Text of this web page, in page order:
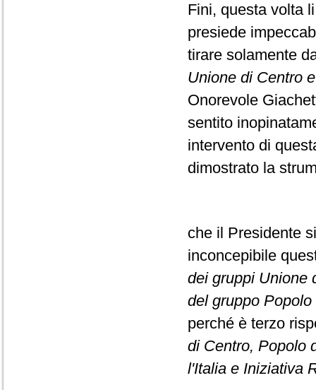
Fini, questa volta
presiede
tirare solamente
Unione di Centro
Onorevole
sentito
intervento di
dimostrato la
che il Presidente
inconcepibile
dei gruppi Unione
del gruppo
perché è terzo
di Centro, Popolo
l'Italia e Iniziativa